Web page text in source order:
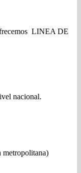
LINEA DE
nacional.
metropolitana)